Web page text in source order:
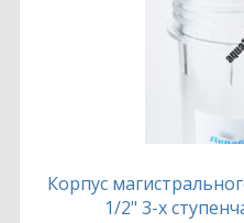
Корпус
1/2" 3-х